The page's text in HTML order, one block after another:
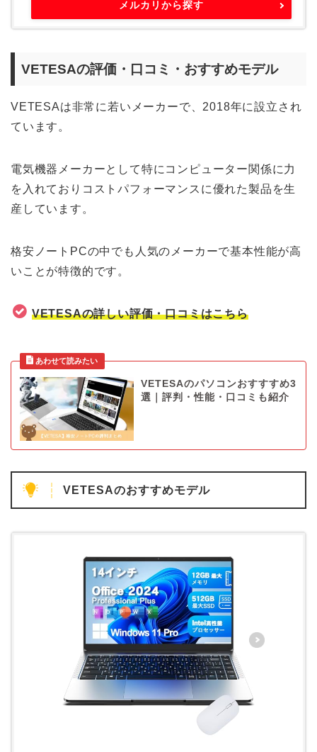
メルカリから探す
VETESAの評価・口コミ・おすすめモデル
VETESAは非常に若いメーカーで、2018年に設立され
ています。
電気機器メーカーとして特にコンピューター関係に力
を入れておりコストパフォーマンスに優れた製品を生
産しています。
格安ノートPCの中でも人気のメーカーで基本性能が高
いことが特徴的です。
VETESAの詳しい評価・口コミはこちら
VETESAのパソコンおすすすめ3
選｜評判・性能・口コミも紹介
VETESAのおすすめモデル